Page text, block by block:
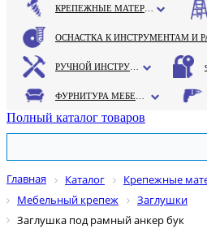
Полный каталог товаров
Главная Каталог
Крепежные
Мебельный крепеж
Заглушки
Заглушка под рамный анкер бук